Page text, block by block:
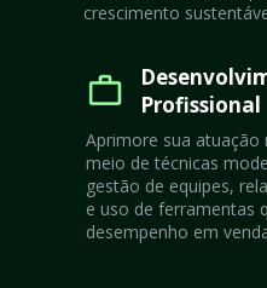
Profissional
Aprimore sua atuação
meio de técnicas
gestão de equipes,
e uso de ferramentas
desempenho em
crescimento